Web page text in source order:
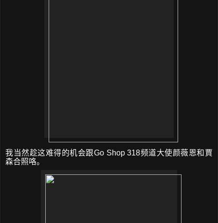
我当然趁这难得的机会跟Go Shop 318频道大使颜薇恩和賈
森合照咯。